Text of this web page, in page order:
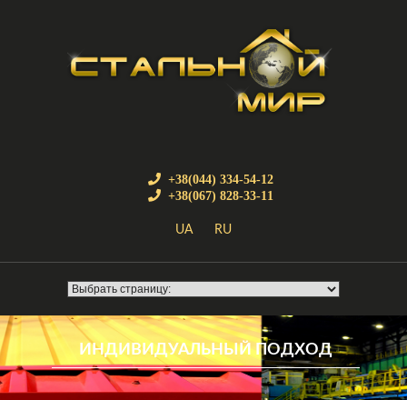
+38(044) 334-54-12
+38(067) 828-33-11
UA RU
ИНДИВИДУАЛЬНЫЙ ПОДХОД